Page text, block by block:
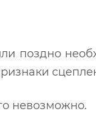
невозможно.